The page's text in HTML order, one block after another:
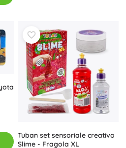
Tuban set sensoriale creativo
Slime - Fragola XL